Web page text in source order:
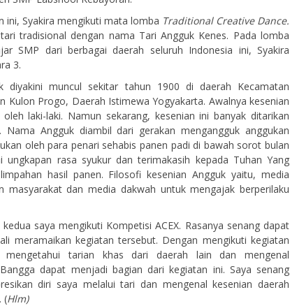
ini, Syakira mengikuti mata lomba Traditional Creative Dance.
tradisional dengan nama Tari Angguk Kenes. Pada lomba
SMP dari berbagai daerah seluruh Indonesia ini, Syakira
3.
diyakini muncul sekitar tahun 1900 di daerah Kecamatan
Kulon Progo, Daerah Istimewa Yogyakarta. Awalnya kesenian
laki-laki. Namun sekarang, kesenian ini banyak ditarikan
Nama Angguk diambil dari gerakan mengangguk anggukan
oleh para penari sehabis panen padi di bawah sorot bulan
ungkapan rasa syukur dan terimakasih kepada Tuhan Yang
hasil panen. Filosofi kesenian Angguk yaitu, media
masyarakat dan media dakwah untuk mengajak berperilaku
saya mengikuti Kompetisi ACEX. Rasanya senang dapat
meramaikan kegiatan tersebut. Dengan mengikuti kegiatan
tarian khas dari daerah lain dan mengenal
dapat menjadi bagian dari kegiatan ini. Saya senang
diri saya melalui tari dan mengenal kesenian daerah
(Hlm)